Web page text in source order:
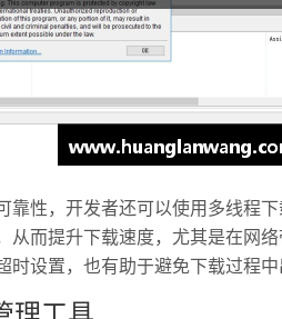
靠性，开发者还可以使用多线程
从而提升下载速度，尤其是在网
设置，也有助于避免下载过程中